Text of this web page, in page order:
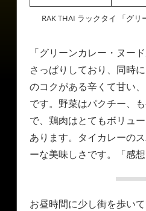
RAK THAI ラックタイ 「グリ
「グリーンカレー・ヌー
さっぱりしており、同時
のコクがある辛くて甘い
です。野菜はパクチー、
で、鶏肉はとてもボリュ
あります。タイカレーの
ーな美味しさです。「感想
お昼時間に少し街を歩い